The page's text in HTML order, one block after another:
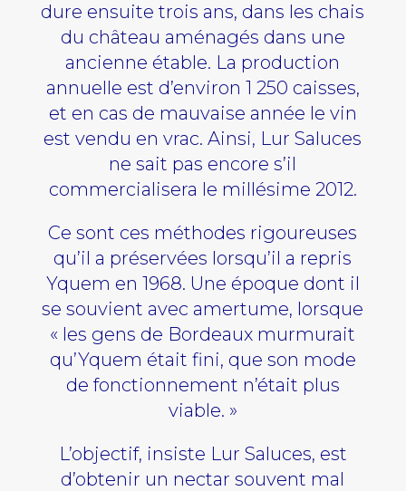
dure ensuite trois ans, dans les chais
du château aménagés dans une
ancienne étable. La production
annuelle est d’environ 1 250 caisses,
et en cas de mauvaise année le vin
est vendu en vrac. Ainsi, Lur Saluces
ne sait pas encore s’il
commercialisera le millésime 2012.
Ce sont ces méthodes rigoureuses
qu’il a préservées lorsqu’il a repris
Yquem en 1968. Une époque dont il
se souvient avec amertume, lorsque
« les gens de Bordeaux murmurait
qu’Yquem était fini, que son mode
de fonctionnement n’était plus
viable. »
L’objectif, insiste Lur Saluces, est
d’obtenir un nectar souvent mal